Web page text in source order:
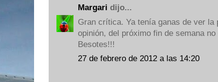
Margari dijo...
Gran crítica. Ya tenía ganas de ver
opinión, del próximo fin de semana
Besotes!!!
27 de febrero de 2012 a las 14:20